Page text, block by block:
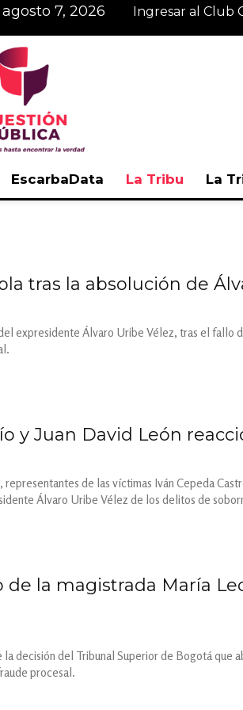
agosto 7, 2026 Ingresar al Club
EscarbaData La Tribu La
tras la absolución de
expresidente Álvaro Uribe Vélez, tras el fallo
y Juan David León
de las víctimas Iván Cepeda
Álvaro Uribe Vélez de los delitos de
la magistrada María
decisión del Tribunal Superior de Bogotá que
procesal.